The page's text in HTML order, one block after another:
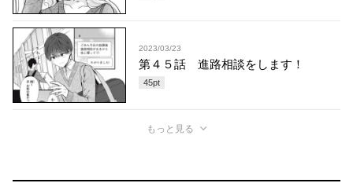
2023/03/23
第４５話 進路相談をします！
45pt
もっと見る